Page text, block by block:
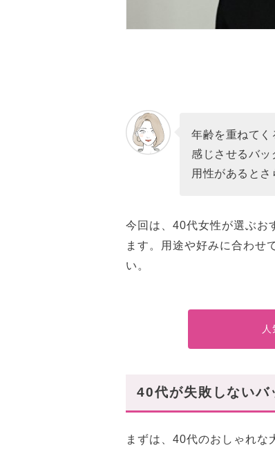
【6位】スポーティー
【7位】お洒落見えす
【ハンドバッグ】40代
存在感抜群な「フォル
美しいフォルムの「エ
洗練された大人デザイ
ヘリンボーン柄で差が
年齢を重ねてく
感じさせるバ
用性があるとさ
今回は、40代女性が選ぶお
ます。用途や好みに合わせ
い。
40代が失敗しないバ
まずは、40代のおしゃれな